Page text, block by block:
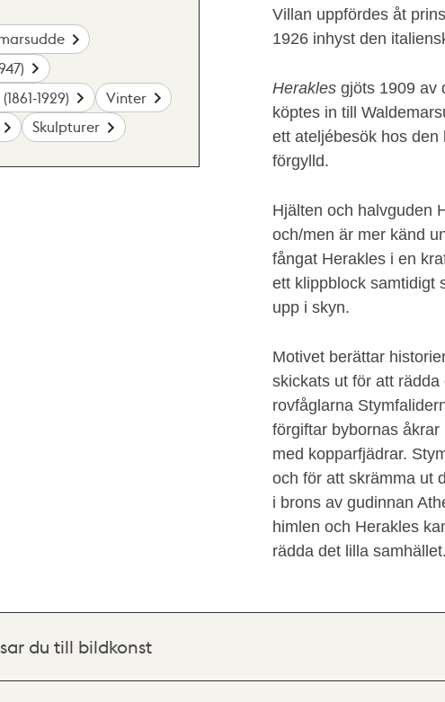
Villan uppfördes åt
1926 inhyst den
Herakles gjöts 1909 av
köptes in till
ett ateljébesök hos
förgylld.
Hjälten och halvguden
och/men är mer känd
fångat Herakles i en
ett klippblock samtidigt
upp i skyn.
Motivet berättar
skickats ut för att
rovfåglarna
förgiftar bybornas
med kopparfjädrar.
och för att skrämma ut
i brons av gudinnan
himlen och Herakles
rädda det lilla samhället.
1929)
Vinter
Skulpturer
du till bildkonst